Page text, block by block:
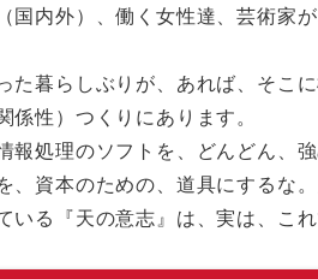
内外）、働く女性達、芸術家が
暮らしぶりが、あれば、そこに
性）つくりにあります。
処理のソフトを、どんどん、強
資本のための、道具にするな。
る『天の意志』は、実は、これ